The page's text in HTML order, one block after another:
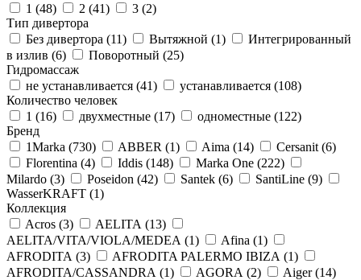
1 (48) 2 (41) 3 (2)
Тип дивертора
Без дивертора (11) Вытяжной (1)
Интегрированный
в излив (6) Поворотный (25)
Гидромассаж
не устанавливается (41) устанавливается (108)
Количество человек
1 (16) двухместные (17) одноместные (122)
Бренд
1Marka (730) ABBER (1) Aima (14) Cersanit (6)
Florentina (4) Iddis (148) Marka One (222)
Milardo (3) Poseidon (42) Santek (6) SantiLine (9)
WasserKRAFT (1)
Коллекция
Acros (3) AELITA (13)
AELITA/VITA/VIOLA/MEDEA (1) Afina (1)
AFRODITA (3) AFRODITA PALERMO IBIZA (1)
AFRODITA/CASSANDRA (1) AGORA (2) Aiger (14)